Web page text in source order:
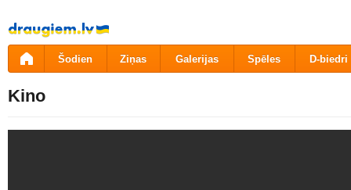
Pāriet
uz
saturu
Šodien Ziņas Galerijas Spēles D-biedri
Kino